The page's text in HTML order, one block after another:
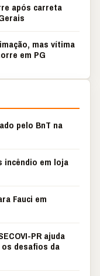
após carreta
mas vítima
em PG
pelo BnT na
incêndio em loja
Fauci em
PR ajuda
desafios da